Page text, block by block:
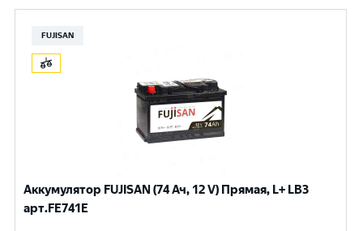
FUJISAN
Аккумулятор FUJISAN (74 Ач, 12 V) Прямая, L+ LB3
арт.FE741E